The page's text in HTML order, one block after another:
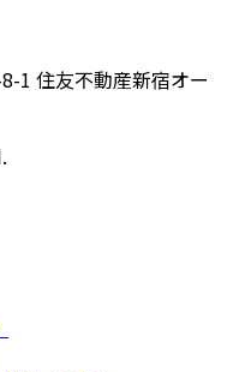
1 住友不動産新宿オー